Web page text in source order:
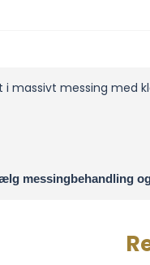
massivt messing med
messingbehandling